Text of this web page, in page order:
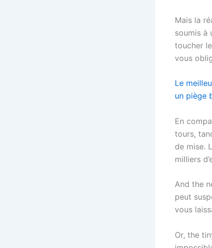
Mais la
soumis à
toucher
vous
Le
un piège
En
tours,
de mise.
milliers
And the
peut
vous
Or, the